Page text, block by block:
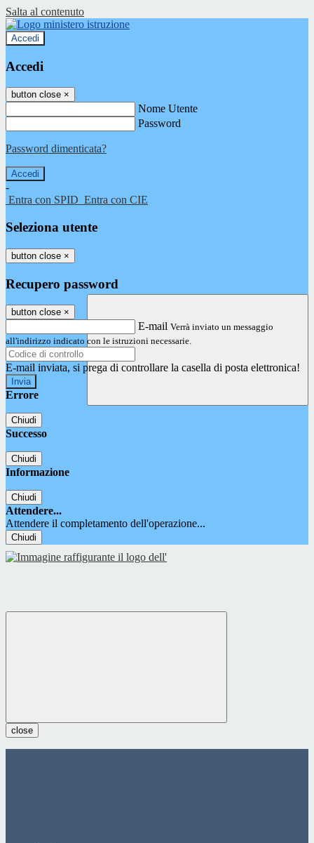
Salta al contenuto
Accedi
Accedi
button close ×
Nome Utente
Password
Password dimenticata?
-
Entra con SPID Entra con CIE
Seleziona utente
button close ×
Recupero password
button close ×
E-mail Verrà inviato un messaggio
all'indirizzo indicato con le istruzioni necessarie.
E-mail inviata, si prega di controllare la casella di posta elettronica!
Errore
Chiudi
Successo
Chiudi
Informazione
Chiudi
Attendere...
Attendere il completamento dell'operazione...
Chiudi
close